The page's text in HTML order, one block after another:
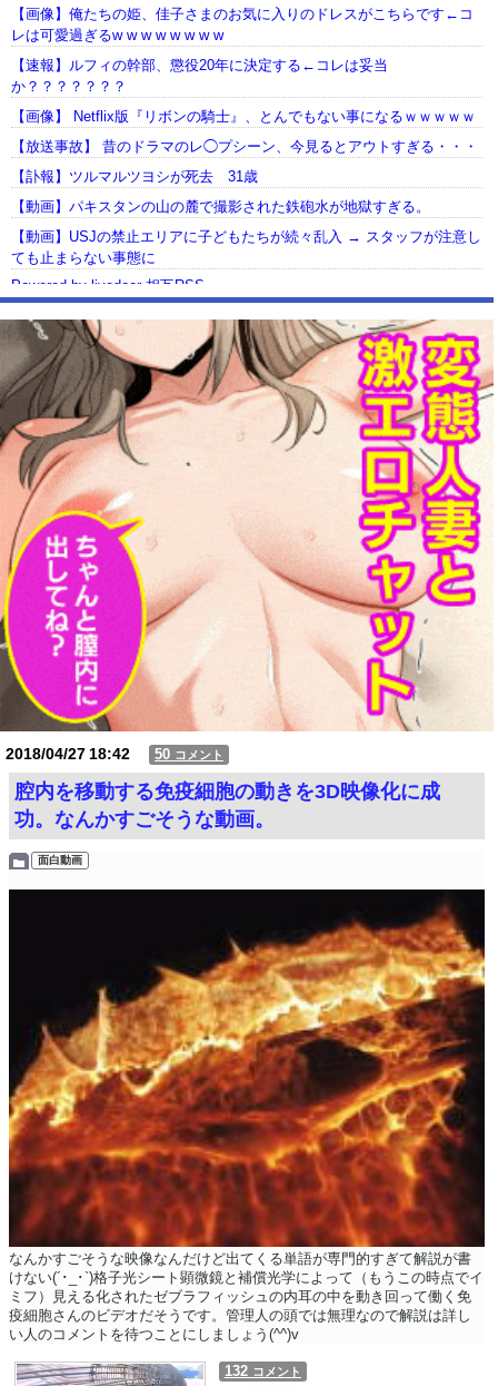
【画像】俺たちの姫、佳子さまのお気に入りのドレスがこちらです←コ
レは可愛過ぎるw w w w w w w w
【速報】ルフィの幹部、懲役20年に決定する←コレは妥当
か？？？？？？？
【画像】 Netflix版『リボンの騎士』、とんでもない事になるｗｗｗｗｗ
【放送事故】 昔のドラマのレ◯プシーン、今見るとアウトすぎる・・・
【訃報】ツルマルツヨシが死去 31歳
【動画】パキスタンの山の麓で撮影された鉄砲水が地獄すぎる。
【動画】USJの禁止エリアに子どもたちが続々乱入 → スタッフが注意し
ても止まらない事態に
Powered by livedoor 相互RSS
2018/04/2718:42 50 コメント
腔内を移動する免疫細胞の動きを3D映像化に成
功。なんかすごそうな動画。
面白動画
なんかすごそうな映像なんだけど出てくる単語が専門的すぎて解説が書
けない(´･_･`)格子光シート顕微鏡と補償光学によって（もうこの時点でイ
ミフ）見える化されたゼブラフィッシュの内耳の中を動き回って働く免
疫細胞さんのビデオだそうです。管理人の頭では無理なので解説は詳し
い人のコメントを待つことにしましょう(^^)v
132 コメント